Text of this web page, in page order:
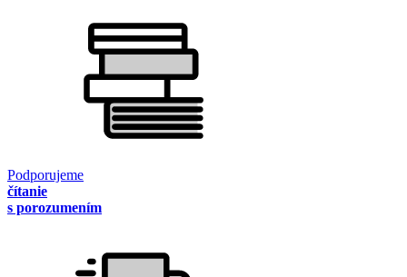
Podporujeme
čítanie
s porozumením